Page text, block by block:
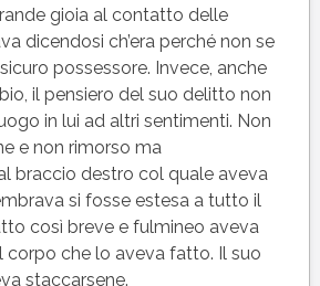
gioia al contatto delle
dicendosi ch’era perché non se
possessore. Invece, anche
il pensiero del suo delitto non
in lui ad altri sentimenti. Non
e non rimorso ma
braccio destro col quale aveva
si fosse estesa a tutto il
così breve e fulmineo aveva
corpo che lo aveva fatto. Il suo
staccarsene.